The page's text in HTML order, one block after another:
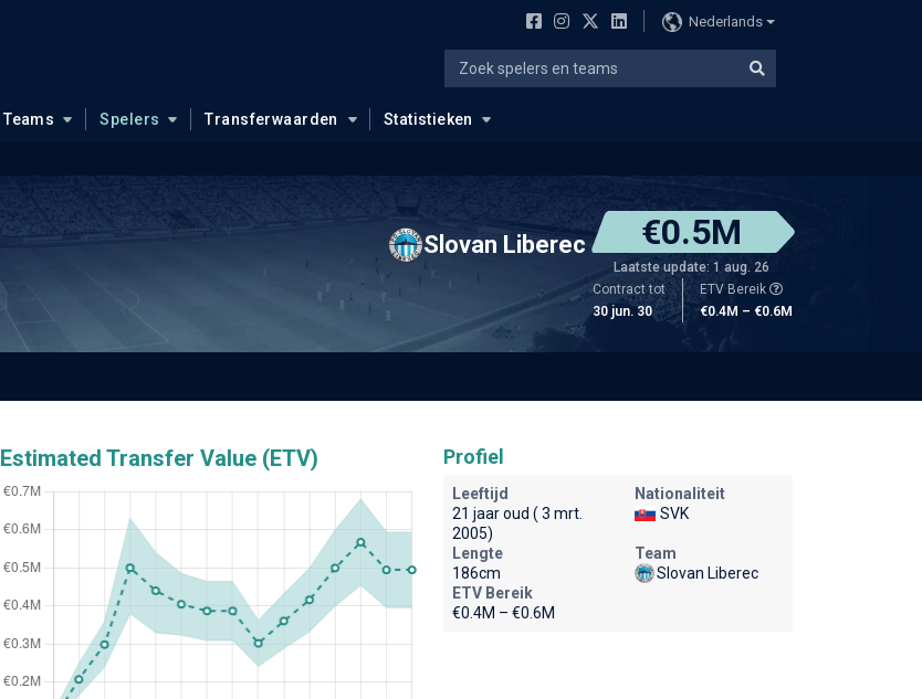
Nederlands
Teams Spelers Transferwaarden Statistieken
Slovan Liberec €0.5M
Laatste update: 1 aug. 26
Contract tot
30 jun. 30
ETV Bereik
€0.4M – €0.6M
Estimated Transfer Value (ETV) Profiel
Leeftijd
21 jaar oud ( 3 mrt.
2005)
Nationaliteit
SVK
Lengte
186cm
Team
Slovan Liberec
ETV Bereik
€0.4M – €0.6M